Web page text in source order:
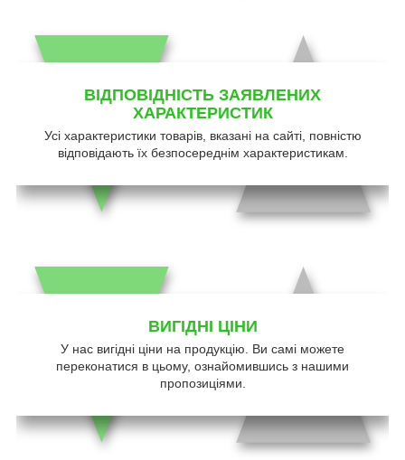
ВІДПОВІДНІСТЬ ЗАЯВЛЕНИХ
ХАРАКТЕРИСТИК
Усі характеристики товарів, вказані на сайті, повністю
відповідають їх безпосереднім характеристикам.
ВИГІДНІ ЦІНИ
У нас вигідні ціни на продукцію. Ви самі можете
переконатися в цьому, ознайомившись з нашими
пропозиціями.